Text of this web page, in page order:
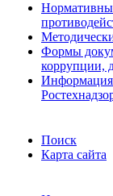
Формы
коррупции,
Информация
Поиск
Карта сайта